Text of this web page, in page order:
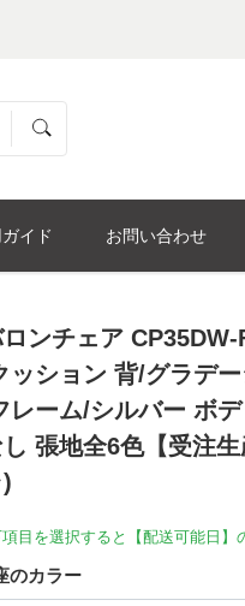
イド お問い合わせ
ロンチェア
ッション 背/グラデ
レーム/シルバー ボ
し 張地全6色【受注
目を選択すると【配送可能日】
のカラー